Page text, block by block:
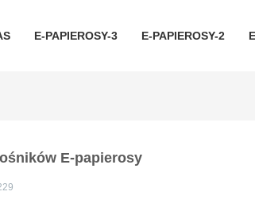
E-PAPIEROSY-3 E-PAPIEROSY-2
E-papierosy